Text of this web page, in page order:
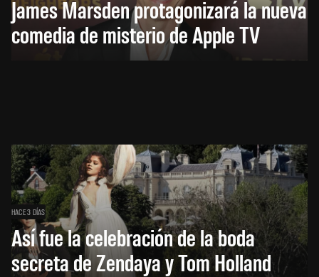
James Marsden protagonizará la nueva
comedia de misterio de Apple TV
HACE 3 DÍAS
Así fue la celebración de la boda
secreta de Zendaya y Tom Holland